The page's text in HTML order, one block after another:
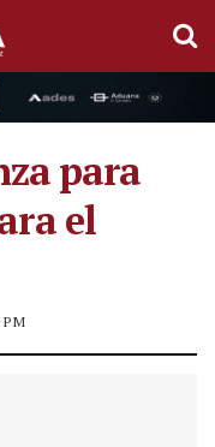
para
el
PM